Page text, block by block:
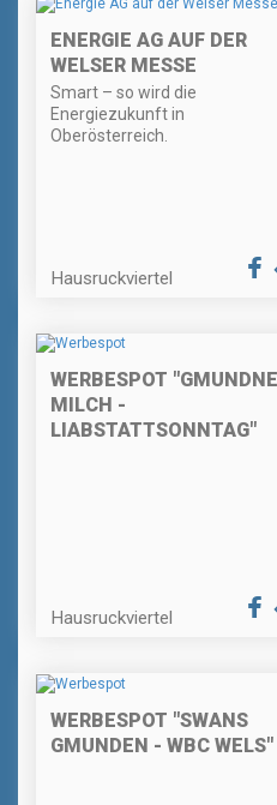
ENERGIE AG AUF DER
WELSER MESSE
Smart – so wird die
Energiezukunft in
Oberösterreich.
Hausruckviertel
WERBESPOT
MILCH -
LIABSTATTSONNTAG"
Hausruckviertel
WERBESPOT "SWANS
GMUNDEN - WBC WELS"